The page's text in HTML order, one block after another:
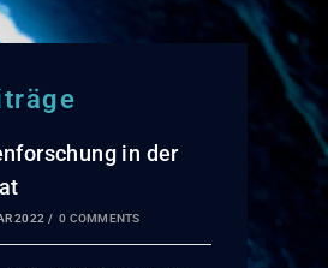
in der
2022 / 0 COMMENTS